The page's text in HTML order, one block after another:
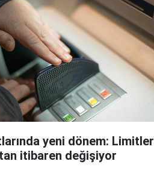
yeni dönem: Limitler
itibaren değişiyor